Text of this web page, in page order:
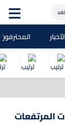
المحترفون